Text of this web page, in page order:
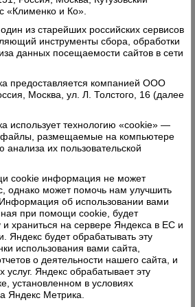
И тогда они садятся в
едут в лес. Когда сезон —
а иногда — просто
пение птиц. Всей
игры. С раннего
приучают дочек к труду,
дела они выполняют
когда пекут пироги, Катя с
тесто и начинку, а Сергей
проводит дома, часто
в Коленьге или в Рогне.
Кулойский, там дедушка
а бабушка очень вкусно
Алеся. - И в Коленьге
и красиво. Бабушка с
выпиливают разные штучки
«Клименко и Ко».
из старейших российских сервисов
инструменты сбора, обработки
данных посещаемости сайтов в сети
предоставляется компанией ООО
Москва, ул. Л. Толстого, 16 (далее
использует технологию «cookie» —
файлы, размещаемые на компьютере
анализа их пользовательской
cookie информация не может
однако может помочь нам улучшить
об использовании вами
при помощи cookie, будет
и храниться на сервере Яндекса в ЕС и
Яндекс будет обрабатывать эту
использования вами сайта,
о деятельности нашего сайта, и
услуг. Яндекс обрабатывает эту
установленном в условиях
Яндекс Метрика.